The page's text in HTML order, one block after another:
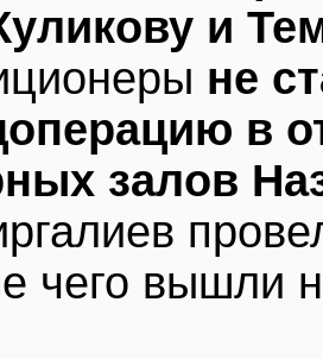
и
не
в
залов
чего вышли